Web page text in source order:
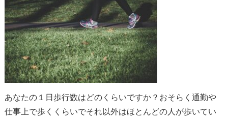
あなたの１日歩行数はどのくらいですか？おそらく通勤や
仕事上で歩くくらいでそれ以外はほとんどの人が歩いてい